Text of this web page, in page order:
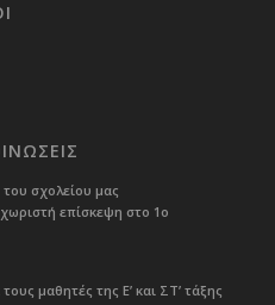
του σχολείου μας
επίσκεψη στο 1ο
μαθητές της Ε’ και ΣΤ’ τάξης